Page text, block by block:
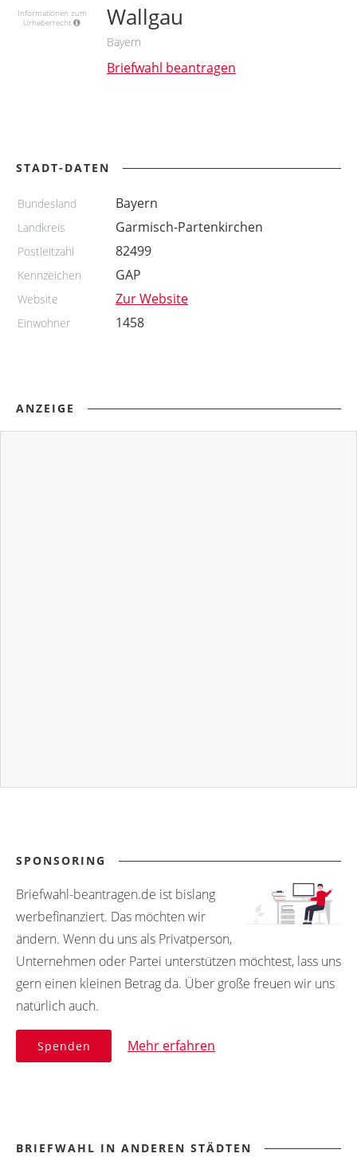
Informationen zum
Urheberrecht
Wallgau
Bayern
Briefwahl beantragen
STADT-DATEN
Bundesland Bayern
Landkreis Garmisch-Partenkirchen
Postleitzahl 82499
Kennzeichen GAP
Website Zur Website
Einwohner 1458
ANZEIGE
SPONSORING
Briefwahl-beantragen.de ist bislang
werbefinanziert. Das möchten wir
ändern. Wenn du uns als Privatperson,
Unternehmen oder Partei unterstützen möchtest, lass uns
gern einen kleinen Betrag da. Über große freuen wir uns
natürlich auch.
Spenden Mehr erfahren
BRIEFWAHL IN ANDEREN STÄDTEN